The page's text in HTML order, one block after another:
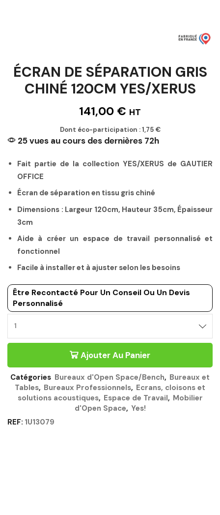
ÉCRAN DE SÉPARATION GRIS
CHINÉ 120CM YES/XERUS
141,00 € HT
Dont éco-participation :1,75 €
25 vues au cours des dernières 72h
Fait partie de la collection YES/XERUS de GAUTIER
OFFICE
Écran de séparation en tissu gris chiné
Dimensions : Largeur 120cm, Hauteur 35cm, Épaisseur
3cm
Aide à créer un espace de travail personnalisé et
fonctionnel
Facile à installer et à ajuster selon les besoins
Être Recontacté Pour Un Conseil Ou Un Devis
Personnalisé
Ajouter Au Panier
Catégories Bureaux d'Open Space/Bench, Bureaux et
Tables, Bureaux Professionnels, Ecrans, cloisons et
solutions acoustiques, Espace de Travail, Mobilier
d'Open Space, Yes!
REF: 1U13079